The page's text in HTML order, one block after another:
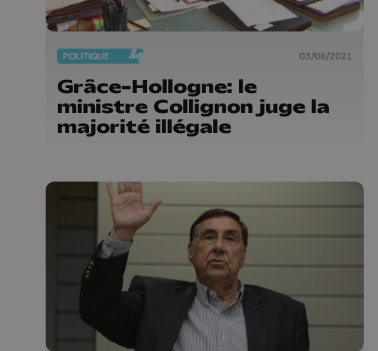
POLITIQUE 03/06/2021
Grâce-Hollogne: le
ministre Collignon juge la
majorité illégale